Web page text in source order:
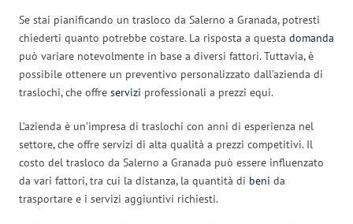
Se stai pianificando un trasloco da Salerno a Granada, potresti
chiederti quanto potrebbe costare. La risposta a questa domanda
può variare notevolmente in base a diversi fattori. Tuttavia, è
possibile ottenere un preventivo personalizzato dall’azienda di
traslochi, che offre servizi professionali a prezzi equi.
L’azienda è un’impresa di traslochi con anni di esperienza nel
settore, che offre servizi di alta qualità a prezzi competitivi. Il
costo del trasloco da Salerno a Granada può essere influenzato
da vari fattori, tra cui la distanza, la quantità di beni da
trasportare e i servizi aggiuntivi richiesti.